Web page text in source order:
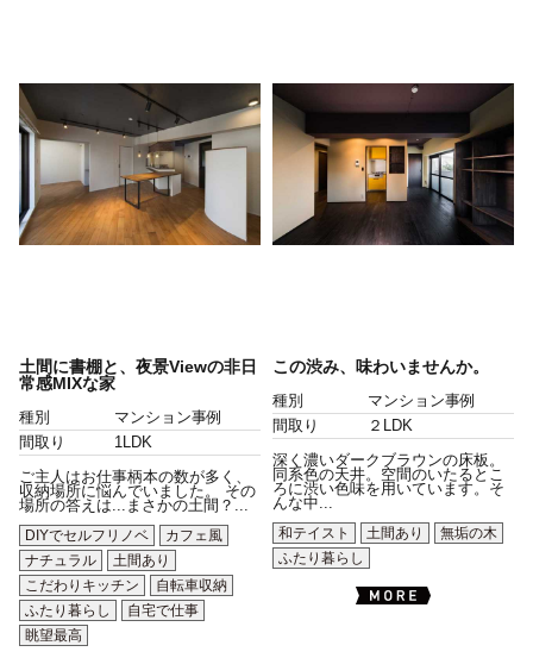
土間に書棚と、夜景Viewの非日
常感MIXな家
種別
マンション事例
間取り
1LDK
ご主人はお仕事柄本の数が多く、
収納場所に悩んでいました。 その
場所の答えは...まさかの土間？...
DIYでセルフリノベ
カフェ風
ナチュラル
土間あり
こだわりキッチン
自転車収納
ふたり暮らし
自宅で仕事
眺望最高
この渋み、味わいませんか。
種別
マンション事例
間取り
２LDK
深く濃いダークブラウンの床板。
同系色の天井。空間のいたるとこ
ろに渋い色味を用いています。そ
んな中...
和テイスト
土間あり
無垢の木
ふたり暮らし